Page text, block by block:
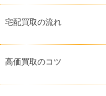
宅配買取の流れ
高価買取のコツ